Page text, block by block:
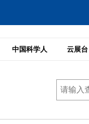
中国科学人 云展台